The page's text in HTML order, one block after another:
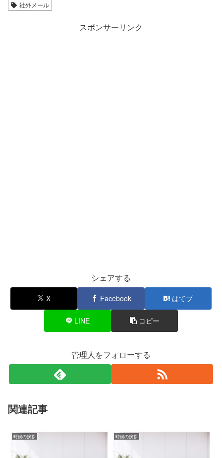
社外メール
スポンサーリンク
シェアする
X Facebook はてブ
LINE コピー
管理人をフォローする
関連記事
時候の挨拶 時候の挨拶